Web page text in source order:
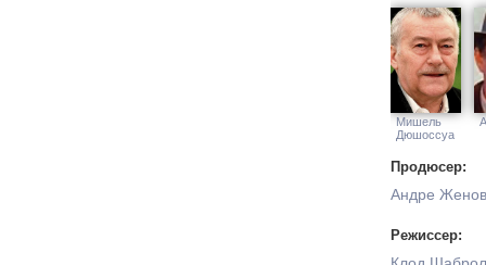
Мишель
Дюшоссуа
Продюсер:
Андре
Режиссер: